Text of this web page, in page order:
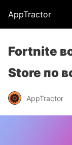
AppTractor
Fortnite
Store по
AppTractor